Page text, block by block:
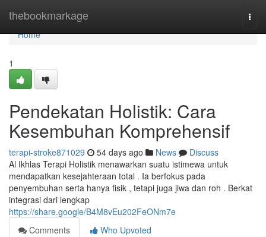
thebookmarkage
Home
Home
1
Pendekatan Holistik: Cara
Kesembuhan Komprehensif
terapi-stroke871029 54 days ago News
Discuss
Al Ikhlas Terapi Holistik menawarkan suatu istimewa untuk
mendapatkan kesejahteraan total . Ia berfokus pada
penyembuhan serta hanya fisik , tetapi juga jiwa dan roh . Berkat
integrasi dari lengkap
https://share.google/B4M8vEu202FeONm7e
Comments
Who Upvoted